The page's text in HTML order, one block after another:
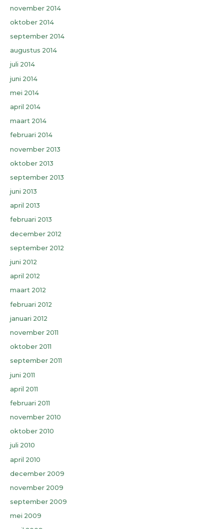
november 2014
oktober 2014
september 2014
augustus 2014
juli 2014
juni 2014
mei 2014
april 2014
maart 2014
februari 2014
november 2013
oktober 2013
september 2013
juni 2013
april 2013
februari 2013
december 2012
september 2012
juni 2012
april 2012
maart 2012
februari 2012
januari 2012
november 2011
oktober 2011
september 2011
juni 2011
april 2011
februari 2011
november 2010
oktober 2010
juli 2010
april 2010
december 2009
november 2009
september 2009
mei 2009